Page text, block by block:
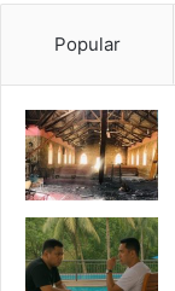
Popular